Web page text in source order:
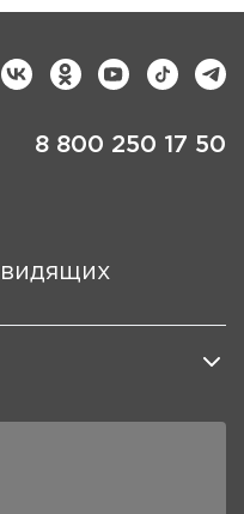
8 800 250 17 50